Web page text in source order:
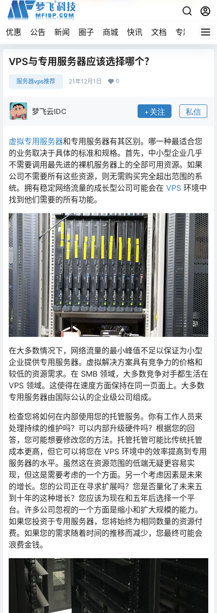
优惠 公告 新闻 圈子 商城 快讯 文档 专题 导航
VPS与专用服务器应该选择哪个？
服务器vps推荐 21年12月1日 0
梦飞云IDC 关注 私信
虚拟专用服务器和专用服务器有其区别。哪一种最适合您
的业务取决于具体的标准和规格。首先，中小型企业几乎
不需要调用最先进的裸机服务器上的全部可用资源。如果
公司不需要所有这些资源，则无需购买完全超出范围的系
统。拥有稳定网络流量的成长型公司可能会在 VPS 环境中
找到他们需要的所有功能。
在大多数情况下，网络流量的最小峰值不足以保证为小型
企业提供专用服务器。虚拟解决方案具有竞争力的价格和
较低的资源需求。在 SMB 领域，大多数竞争对手都生活在
VPS 领域。这使得在速度方面保持在同一页面上。大多数
专用服务器由国际公认的企业级公司组成。
检查您将如何在内部使用您的托管服务。你有工作人员来
处理持续的维护吗？可以内部升级硬件吗？根据您的回
答，您可能想要修改您的方法。托管托管可能比传统托管
成本更高，但它可以将您在 VPS 环境中的效率提高到专用
服务器的水平。虽然这在资源范围的低端无疑更容易实
现，但这是需要考虑的一个方面。另一个考虑因素是未来
的增长。您的公司正在寻求扩展吗？您是否量化了未来五
到十年的这种增长？您应该为现在和五年后选择一个平
台。许多公司忽视的一个方面是缩小和扩大规模的能力。
如果您投资于专用服务器，您将始终为相同数量的资源付
费。如果您的需求随着时间的推移而减少，您最终可能会
浪费金钱。